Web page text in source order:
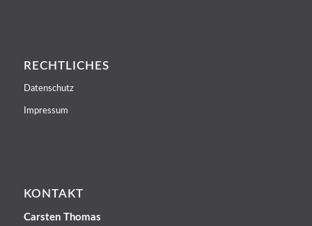
RECHTLICHES
Datenschutz
Impressum
KONTAKT
Carsten Thomas